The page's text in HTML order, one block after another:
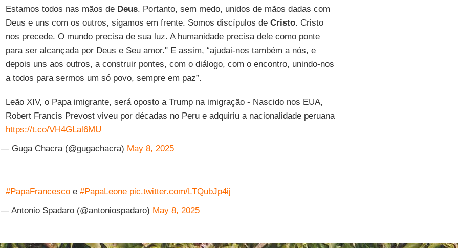
Estamos todos nas mãos de Deus. Portanto, sem medo, unidos de mãos dadas com
Deus e uns com os outros, sigamos em frente. Somos discípulos de Cristo. Cristo
nos precede. O mundo precisa de sua luz. A humanidade precisa dele como ponte
para ser alcançada por Deus e Seu amor." E assim, “ajudai-nos também a nós, e
depois uns aos outros, a construir pontes, com o diálogo, com o encontro, unindo-nos
a todos para sermos um só povo, sempre em paz”.
Leão XIV, o Papa imigrante, será oposto a Trump na imigração - Nascido nos EUA,
Robert Francis Prevost viveu por décadas no Peru e adquiriu a nacionalidade peruana
https://t.co/VH4GLal6MU
— Guga Chacra (@gugachacra) May 8, 2025
#PapaFrancescoe #PapaLeone pic.twitter.com/LTQubJp4ij
— Antonio Spadaro (@antoniospadaro) May 8, 2025